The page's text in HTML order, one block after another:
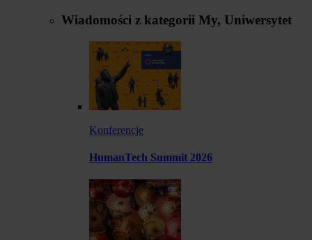
Wiadomości z kategorii My, Uniwersytet
Konferencje
HumanTech Summit 2026